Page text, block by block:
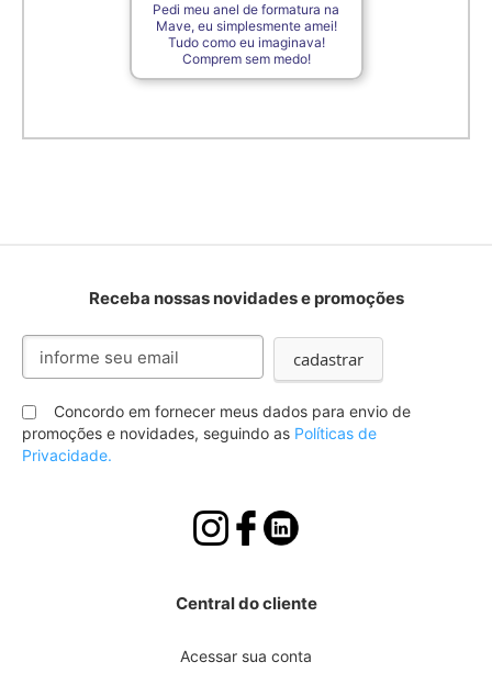
Pedi meu anel de formatura na
Mave, eu simplesmente amei!
Tudo como eu imaginava!
Comprem sem medo!
Receba nossas novidades e promoções
Inscreva-
nossa
Newsletter:
cadastrar
Concordo em fornecer meus dados para envio de
promoções e novidades, seguindo as Políticas de
Privacidade.
Central do cliente
Acessar sua conta